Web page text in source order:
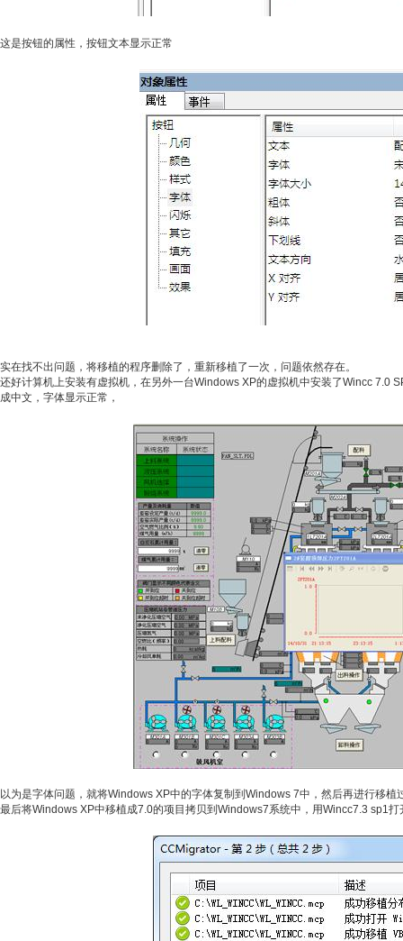
这是按钮的属性，按钮文本显示正常
实在找不出问题，将移植的程序删除了，重新移植了一次，问题依然存在。
还好计算机上安装有虚拟机，在另外一台Windows XP的虚拟机中安装了Wincc 7.0
成中文，字体显示正常，
以为是字体问题，就将Windows XP中的字体复制到Windows 7中，然后再进行移
最后将Windows XP中移植成7.0的项目拷贝到Windows7系统中，用Wincc7.3 sp1